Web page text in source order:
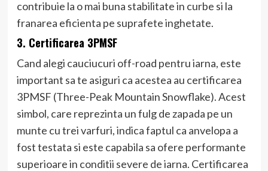
contribuie la o mai buna stabilitate in curbe si la
franarea eficienta pe suprafete inghetate.
3. Certificarea 3PMSF
Cand alegi cauciucuri off-road pentru iarna, este
important sa te asiguri ca acestea au certificarea
3PMSF (Three-Peak Mountain Snowflake). Acest
simbol, care reprezinta un fulg de zapada pe un
munte cu trei varfuri, indica faptul ca anvelopa a
fost testata si este capabila sa ofere performante
superioare in conditii severe de iarna. Certificarea